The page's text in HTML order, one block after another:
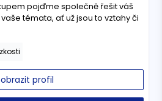
pojďme společně řešit váš
témata, ať už jsou to vztahy či
profil